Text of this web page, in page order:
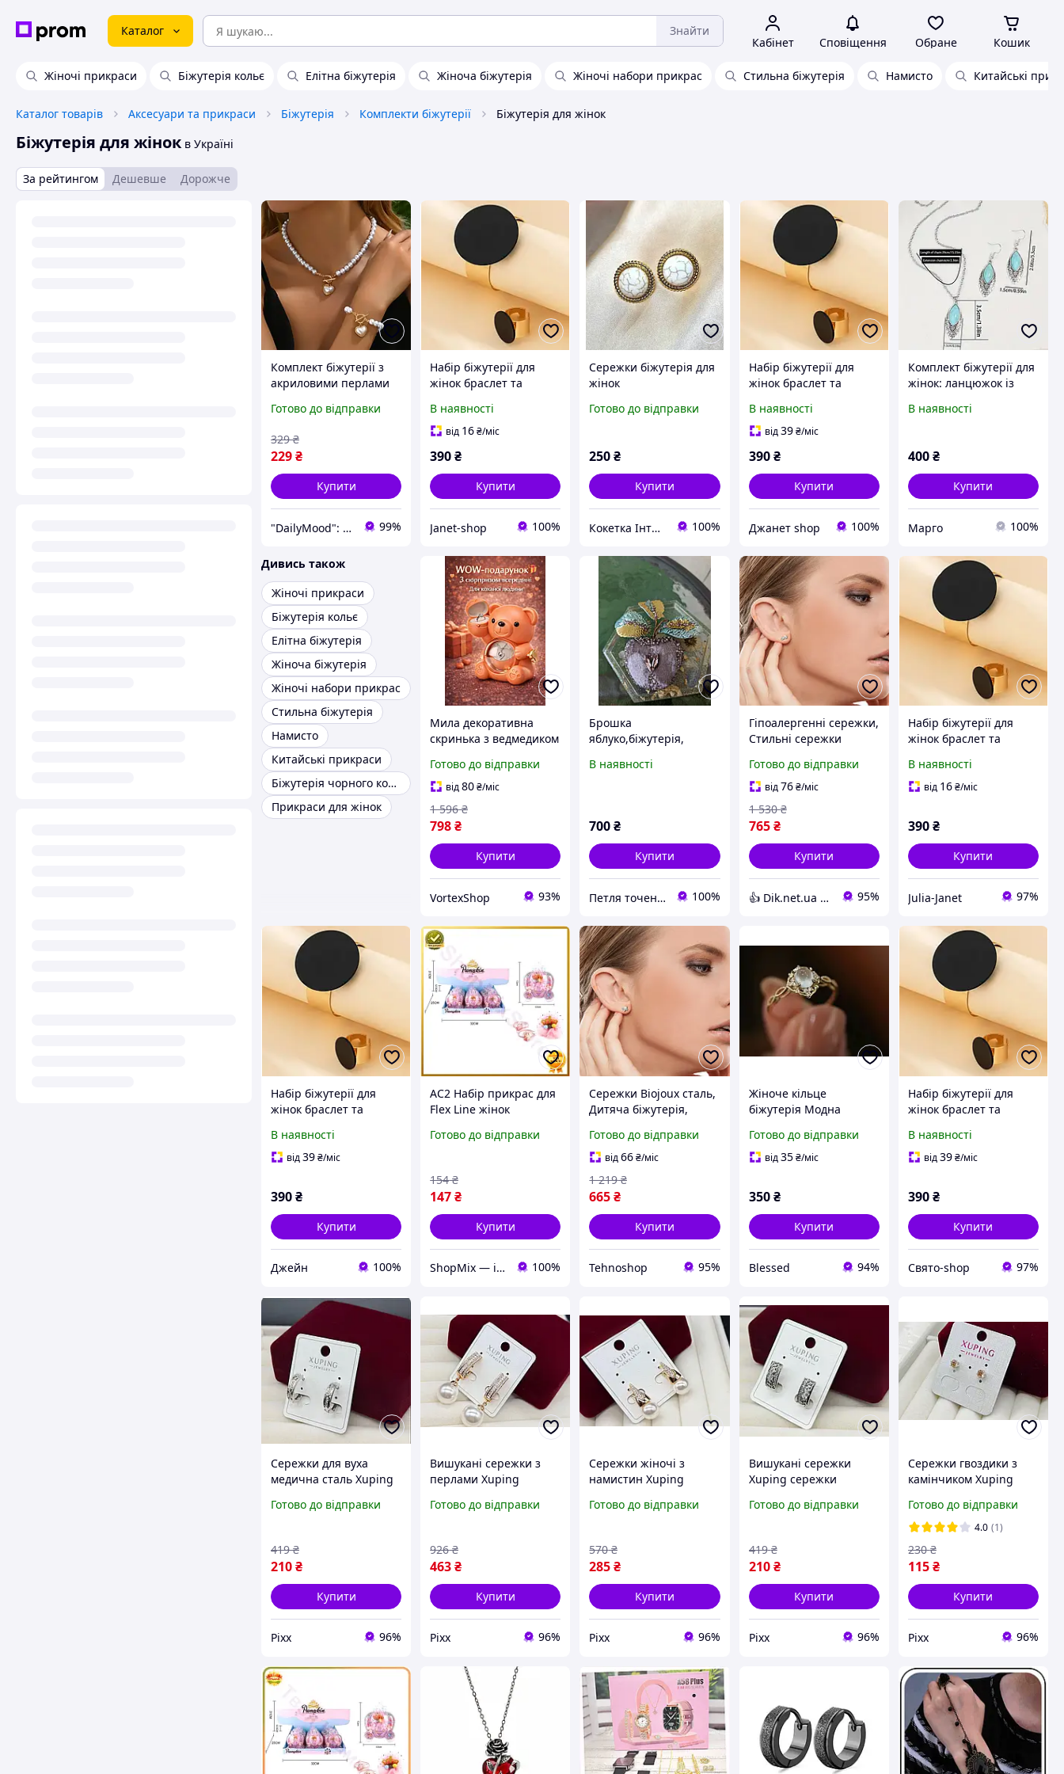
Каталог Знайти
Кабінет Сповіщення Обране Кошик
Жіночі прикраси Біжутерія кольє Елітна біжутерія Жіноча біжутерія Жіночі набори прикрас Стильна біжутерія Намисто Китайські
Каталог товарів Аксесуари та прикраси Біжутерія Комплекти біжутерії Біжутерія для жінок
Біжутерія для жінок в Україні
За рейтингом Дешевше Дорожче
Комплект біжутерії з
акриловими перлами
серця Намисто +
Прикраса для жінок
Готово до відправки
229₴
329 ₴
Купити
"DailyMood": Інтернет-магазин аксесуарів і товарів для щоденного використання 99%
Набір біжутерії для
жінок браслет та
золотисто-чорний
В наявності
від 16₴/міс
390₴
Купити
Janet-shop 100%
Сережки біжутерія для
жінок
Готово до відправки
250₴
Купити
Кокетка Інтернет Магазин 100%
Набір біжутерії для
жінок браслет та
золотисто-чорний
В наявності
від39 ₴/міс
390 ₴
Купити
Джанет shop 100%
Комплект біжутерії для
жінок: ланцюжок із
"Ностальгія"
В наявності
400₴
Купити
Марго 100%
Дивись також
Жіночі прикраси
Біжутерія кольє
Елітна біжутерія
Жіноча біжутерія
Жіночі набори прикрас
Стильна біжутерія
Намисто
Китайські прикраси
Біжутерія чорного кольору
Прикраси для жінок
Мила декоративна
скринька з ведмедиком
біжутерії, креативний
подарунок для жінок на
день народження.
Готово до відправки
від80₴/міс
798₴
1 596 ₴
Купити
VortexShop 93%
Брошка
яблуко,біжутерія,
вишивка бісером,
бисером
В наявності
700₴
Купити
Петля точеная 100%
Гіпоалергенні сережки,
Стильні сережки
сережки біжутерія
Модні для жінок RN-32
Готово до відправки
від76 ₴/міс
765 ₴
1 530 ₴
Купити
👍 Dik.net.ua - Інтернет магазин 95%
Набір біжутерії для
жінок браслет та
золотисто-чорний
В наявності
від 16₴/міс
390₴
Купити
Julia-Janet 97%
Набір біжутерії для
жінок браслет та
золотисто-чорний
В наявності
від39₴/міс
390₴
Купити
Джейн 100%
AC2 Набір прикрас для
Flex Line жінок
комплект біжутерії для
Готово до відправки
147₴
154 ₴
Купити
ShopMix — інтернет-магазин сумок та аксесуарів 100%
Сережки Biojoux сталь,
Дитяча біжутерія,
біжутерія Модні для
жінок RT-36
Готово до відправки
від66₴/міс
665₴
1 219 ₴
Купити
Tehnoshop 95%
Жіноче кільце
біжутерія Модна
Готово до відправки
від35 ₴/міс
350 ₴
Купити
Blessed 94%
Набір біжутерії для
жінок браслет та
золотисто-чорний
В наявності
від39₴/міс
390₴
Купити
Свято-shop 97%
Сережки для вуха
медична сталь Xuping
кільця з камінчиками
біжутерія для жінок
Готово до відправки
210₴
419 ₴
Купити
Pixx 96%
Вишукані сережки з
перлами Xuping
підвісні з камінчиками
біжутерія для жінок pix
Готово до відправки
463₴
926 ₴
Купити
Pixx 96%
Сережки жіночі з
намистин Xuping
з камінчиками сережки
прикраси для жінок під
золото pix
Готово до відправки
285₴
570 ₴
Купити
Pixx 96%
Вишукані сережки
Xuping сережки
гіпоалергенні з
сережки та сережки
кільця
Готово до відправки
210 ₴
419 ₴
Купити
Pixx 96%
Сережки гвоздики з
камінчиком Xuping
біжутерія прикраси для
жінок pix
Готово до відправки
4.0 (1)
115₴
230 ₴
Купити
Pixx 96%